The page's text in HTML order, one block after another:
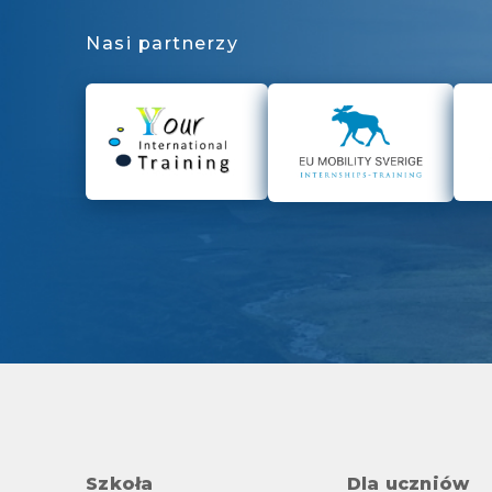
Nasi partnerzy
Szkoła Dla uczniów